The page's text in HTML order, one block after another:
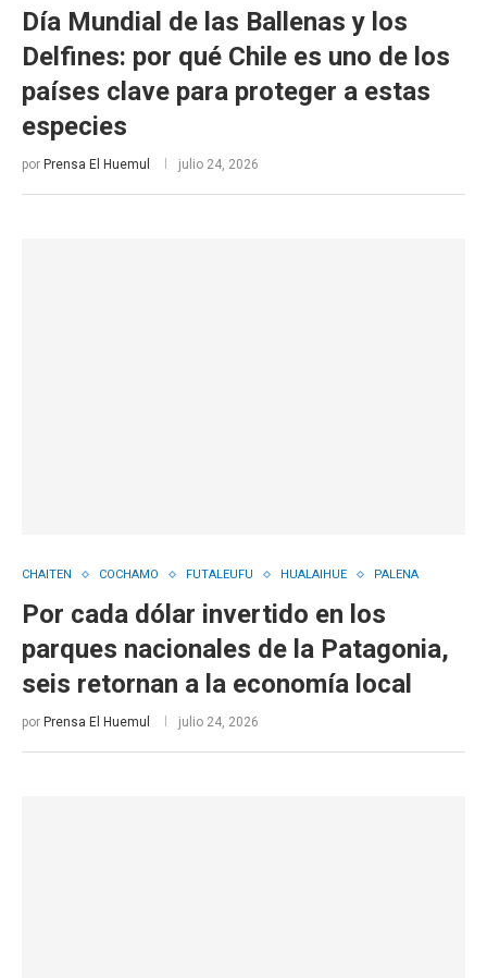
Día Mundial de las Ballenas y los
Delfines: por qué Chile es uno de los
países clave para proteger a estas
especies
por Prensa El Huemul julio 24, 2026
CHAITEN COCHAMO FUTALEUFU HUALAIHUE PALENA
Por cada dólar invertido en los
parques nacionales de la Patagonia,
seis retornan a la economía local
por Prensa El Huemul julio 24, 2026